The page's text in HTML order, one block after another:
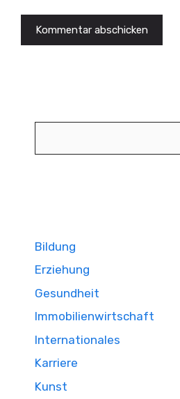
Bildung
Erziehung
Gesundheit
Immobilienwirtschaft
Internationales
Karriere
Kunst